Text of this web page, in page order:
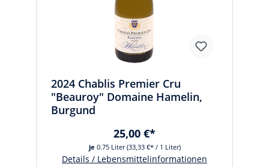
2024 Chablis Premier Cru
"Beauroy" Domaine Hamelin,
Burgund
je 0.75 Liter(33,33 €* / 1 Liter)
25,00 €*
Details / Lebensmittelinformationen